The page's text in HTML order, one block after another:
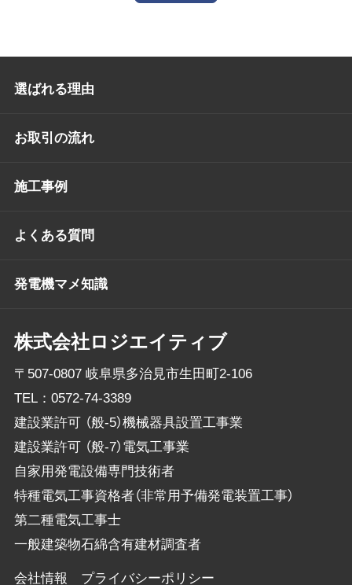
株式会社ロジエイティブ
〒507-0807 岐阜県多治見市生田町2-106
TEL： 0572-74-3389
建設業許可 （般-5）機械器具設置工事業
建設業許可 （般-7）電気工事業
自家用発電設備専門技術者
特種電気工事資格者（非常用予備発電装置工事）
第二種電気工事士
一般建築物石綿含有建材調査者
選ばれる理由
お取引の流れ
施工事例
よくある質問
発電機マメ知識
会社情報 プライバシーポリシー